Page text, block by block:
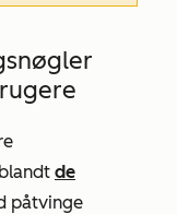
de
påtvinge